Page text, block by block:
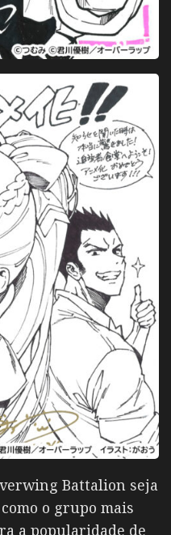
Battalion seja
o grupo mais
a popularidade de